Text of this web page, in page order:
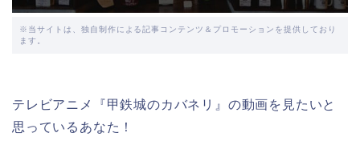
※当サイトは、独自制作による記事コンテンツ＆プロモーションを提供しており
ます。
テレビアニメ『甲鉄城のカバネリ』の動画を見たいと
思っているあなた！